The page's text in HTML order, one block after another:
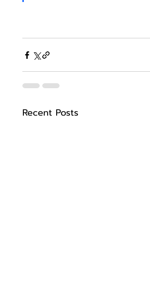
Recent Posts